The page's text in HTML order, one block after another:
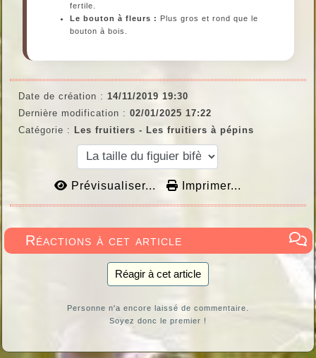
fertile.
Le bouton à fleurs : Plus gros et rond que le
bouton à bois.
Date de création : 14/11/2019 19:30
Dernière modification : 02/01/2025 17:22
Catégorie : Les fruitiers - Les fruitiers à pépins
Prévisualiser... Imprimer...
Réactions à cet article
Réagir à cet article
Personne n'a encore laissé de commentaire.
Soyez donc le premier !